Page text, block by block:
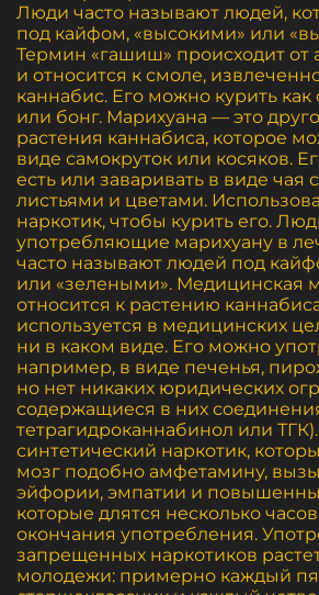
Люди часто называют людей,
под кайфом, «высокими» или
Термин «гашиш» происходит от
и относится к смоле,
каннабис. Его можно курить как
или бонг. Марихуана — это
растения каннабиса, которое
виде самокруток или косяков.
есть или заваривать в виде
листьями и цветами.
наркотик, чтобы курить его.
употребляющие марихуану в
часто называют людей под
или «зелеными». Медицинская
относится к растению
используется в медицинских
ни в каком виде. Его можно
например, в виде печенья,
но нет никаких юридических
содержащиеся в них
тетрагидроканнабинол или
синтетический наркотик,
мозг подобно амфетамину,
эйфории, эмпатии и
которые длятся несколько
окончания употребления.
запрещенных наркотиков
молодежи: примерно каждый